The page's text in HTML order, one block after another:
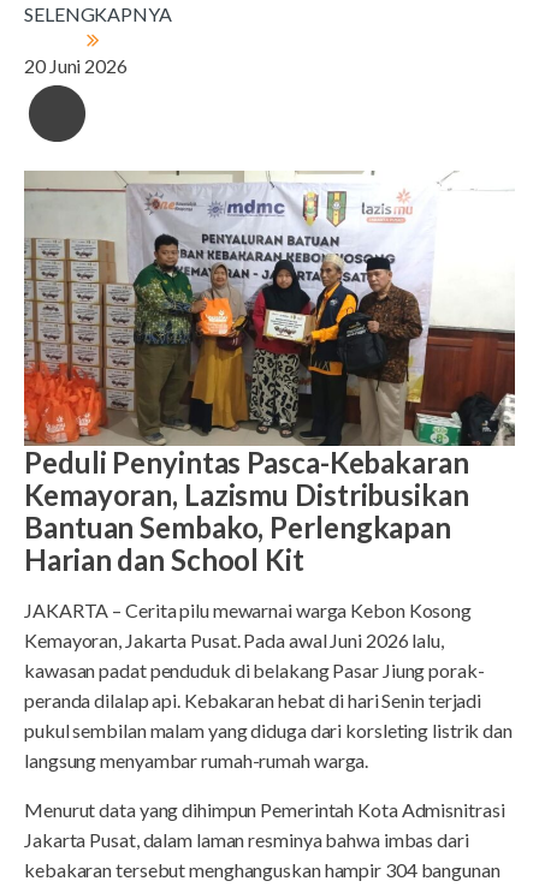
SELENGKAPNYA
20 Juni 2026
Peduli Penyintas Pasca-Kebakaran
Kemayoran, Lazismu Distribusikan
Bantuan Sembako, Perlengkapan
Harian dan School Kit
JAKARTA – Cerita pilu mewarnai warga Kebon Kosong
Kemayoran, Jakarta Pusat. Pada awal Juni 2026 lalu,
kawasan padat penduduk di belakang Pasar Jiung porak-
peranda dilalap api. Kebakaran hebat di hari Senin terjadi
pukul sembilan malam yang diduga dari korsleting listrik dan
langsung menyambar rumah-rumah warga.
Menurut data yang dihimpun Pemerintah Kota Admisnitrasi
Jakarta Pusat, dalam laman resminya bahwa imbas dari
kebakaran tersebut menghanguskan hampir 304 bangunan